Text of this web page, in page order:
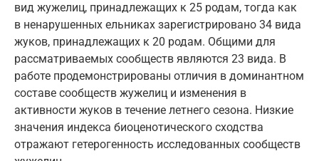
вид жужелиц, принадлежащих к 25 родам, тогда как
в ненарушенных ельниках зарегистрировано 34 вида
жуков, принадлежащих к 20 родам. Общими для
рассматриваемых сообществ являются 23 вида. В
работе продемонстрированы отличия в доминантном
составе сообществ жужелиц и изменения в
активности жуков в течение летнего сезона. Низкие
значения индекса биоценотического сходства
отражают гетерогенность исследованных сообществ